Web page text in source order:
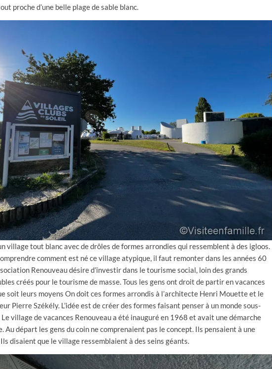
proche d’une belle plage de sable blanc.
village tout blanc avec de drôles de formes arrondies qui ressemblent à des igloos.
comment est né ce village atypique, il faut remonter dans les années 60
Renouveau désire d’investir dans le tourisme social, loin des grands
créés pour le tourisme de masse. Tous les gens ont droit de partir en vacances
soit leurs moyens On doit ces formes arrondis à l’architecte Henri Mouette et le
Pierre Székély. L’idée est de créer des formes faisant penser à un monde sous-
Le village de vacances Renouveau a été inauguré en 1968 et avait une démarche
Au départ les gens du coin ne comprenaient pas le concept. Ils pensaient à une
disaient que le village ressemblaient à des seins géants.